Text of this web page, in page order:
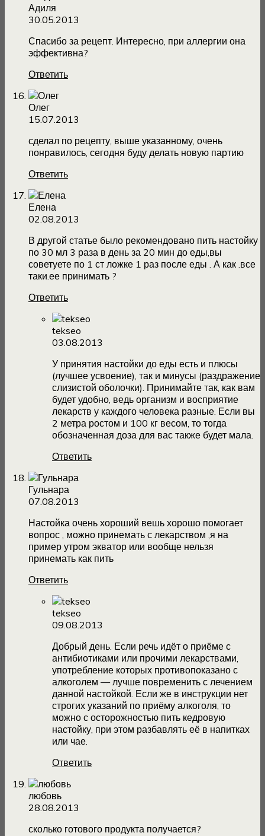
Адиля
30.05.2013
Спасибо за рецепт. Интересно, при аллергии она
эффективна?
Ответить
Олег
15.07.2013
сделал по рецепту, выше указанному, очень
понравилось, сегодня буду делать новую партию
Ответить
Елена
02.08.2013
В другой статье было рекомендовано пить настойку
по 30 мл 3 раза в день за 20 мин до еды,вы
советуете по 1 ст ложке 1 раз после еды . А как .все
таки.ее принимать ?
Ответить
tekseo
03.08.2013
У принятия настойки до еды есть и плюсы
(лучшее усвоение), так и минусы (раздражение
слизистой оболочки). Принимайте так, как вам
будет удобно, ведь организм и восприятие
лекарств у каждого человека разные. Если вы
2 метра ростом и 100 кг весом, то тогда
обозначенная доза для вас также будет мала.
Ответить
Гульнара
07.08.2013
Настойка очень хороший вешь хорошо помогает
вопрос , можно принемать с лекарством ,я на
пример утром экватор или вообще нельзя
принемать как пить
Ответить
tekseo
09.08.2013
Добрый день. Если речь идёт о приёме с
антибиотиками или прочими лекарствами,
употребление которых противопоказано с
алкоголем — лучше повременить с лечением
данной настойкой. Если же в инструкции нет
строгих указаний по приёму алкоголя, то
можно с осторожностью пить кедровую
настойку, при этом разбавлять её в напитках
или чае.
Ответить
любовь
28.08.2013
сколько готового продукта получается?